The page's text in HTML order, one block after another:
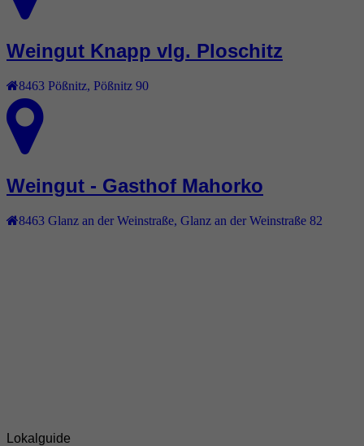
Weingut Knapp vlg. Ploschitz
8463 Pößnitz Pößnitz 90
Weingut - Gasthof Mahorko
8463 Glanz an der Weinstraße Glanz an der Weinstraße 82
Lokalguide